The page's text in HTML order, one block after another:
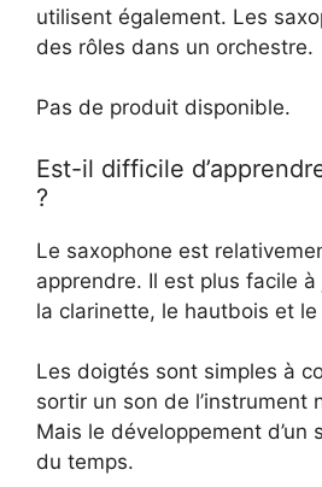
utilisent également. Les
des rôles dans un orchestre.
Pas de produit disponible.
Est-il difficile
?
Le saxophone est
apprendre. Il est plus facile
la clarinette, le hautbois et le
Les doigtés sont simples à
sortir un son de l’instrument
Mais le développement d’un
du temps.